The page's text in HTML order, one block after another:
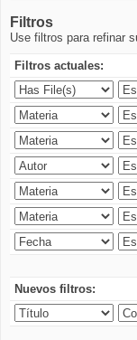
Filtros
Use filtros para refinar
Filtros actuales:
Nuevos filtros: